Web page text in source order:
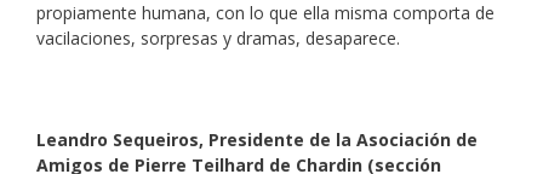
propiamente humana, con lo que ella misma comporta de
vacilaciones, sorpresas y dramas, desaparece.
Leandro Sequeiros, Presidente de la Asociación de
Amigos de Pierre Teilhard de Chardin (sección